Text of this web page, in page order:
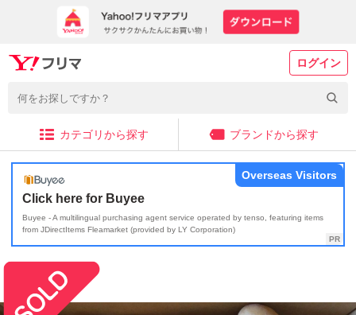
ログイン
カテゴリから探す ブランドから探す
Click here for Buyee
Buyee - A multilingual purchasing agent service operated by tenso, featuring items
from JDirectItems Fleamarket (provided by LY Corporation)
Overseas Visitors